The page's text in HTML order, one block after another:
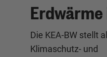
Die KEA-BW stellt
Klimaschutz- und